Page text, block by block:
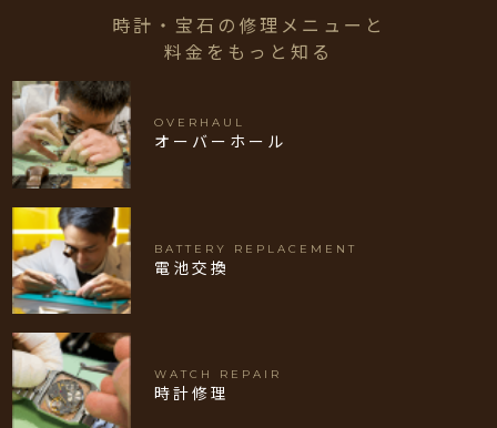
時計・宝石の修理メニューと
料金をもっと知る
OVERHAUL
オーバーホール
BATTERY REPLACEMENT
電池交換
WATCH REPAIR
時計修理